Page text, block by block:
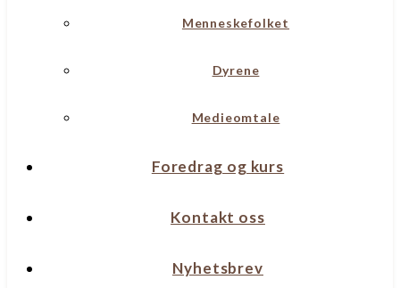
Menneskefolket
Dyrene
Medieomtale
Foredrag og kurs
Kontakt oss
Nyhetsbrev